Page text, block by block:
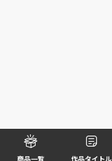
商品一覧 作品タイトル